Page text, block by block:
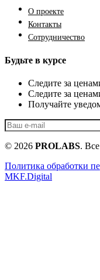
О проекте
Контакты
Сотрудничество
Будьте в курсе
Следите за
Следите за
Получайте
© 2026 PROLABS.
Политика обработки
MKF.Digital